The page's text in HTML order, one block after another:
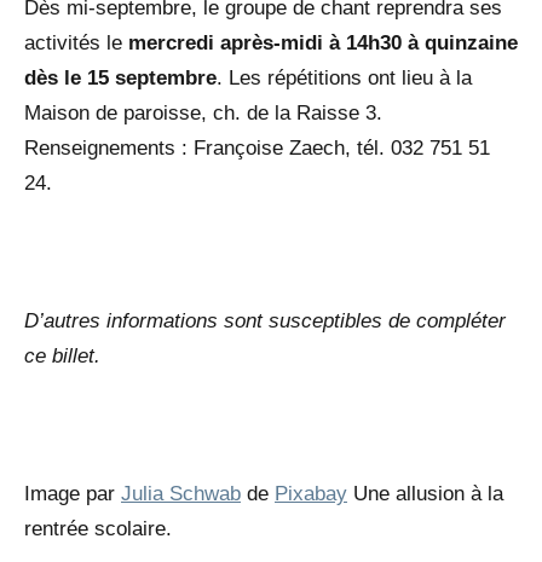
Dès mi-septembre, le groupe de chant reprendra ses
activités le mercredi après-midi à 14h30 à quinzaine
dès le 15 septembre. Les répétitions ont lieu à la
Maison de paroisse, ch. de la Raisse 3.
Renseignements : Françoise Zaech, tél. 032 751 51
24.
D’autres informations sont susceptibles de compléter
ce billet.
Image par Julia Schwab de Pixabay Une allusion à la
rentrée scolaire.